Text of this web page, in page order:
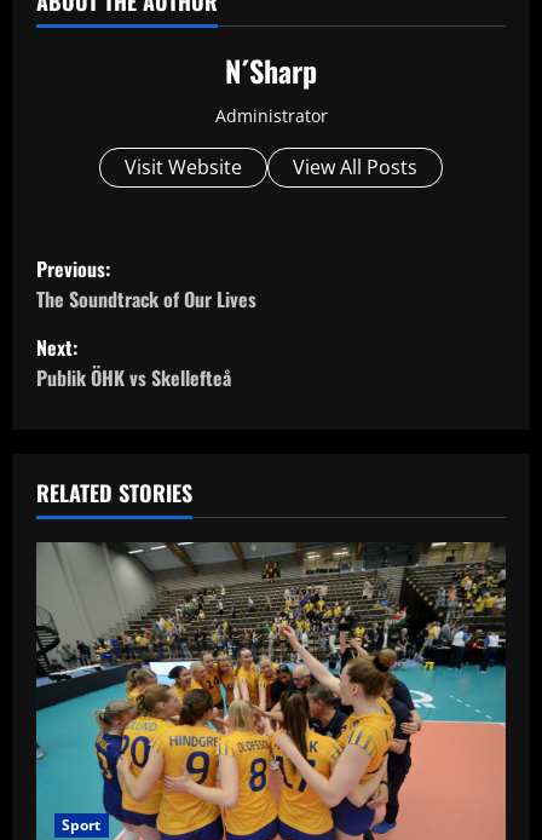
N´Sharp
Administrator
Visit Website View All Posts
P
o
s
a
v
i
g
a
t
Previous:
The Soundtrack of Our Lives
Next:
Publik ÖHK vs Skellefteå
RELATED STORIES
Sport